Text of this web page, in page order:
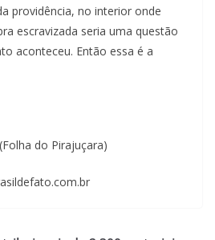
providência, no interior onde
escravizada seria uma questão
aconteceu. Então essa é a
do Pirajuçara)